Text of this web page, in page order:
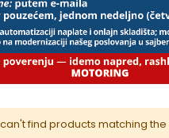
find products matching